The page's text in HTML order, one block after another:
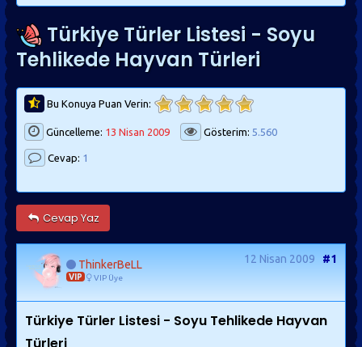
Türkiye Türler Listesi - Soyu
Tehlikede Hayvan Türleri
Bu Konuya Puan Verin:
Güncelleme: 13 Nisan 2009 Gösterim: 5.560
Cevap: 1
Cevap Yaz
ThinkerBeLL
VIP VIP Üye
12 Nisan 2009 #1
Türkiye Türler Listesi - Soyu Tehlikede Hayvan